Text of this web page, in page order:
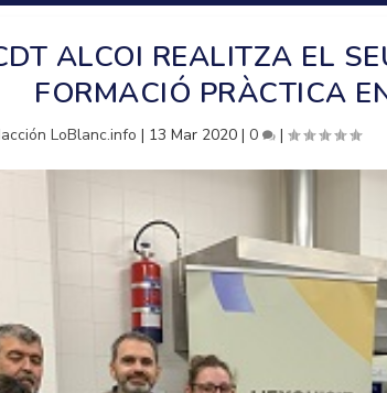
ALCOI REALITZA EL
FORMACIÓ PRÀCTICA
LoBlanc.info | 13 Mar 2020 |0 |